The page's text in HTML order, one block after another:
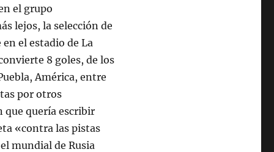
el grupo
lejos, la selección de
el estadio de La
8 goles, de los
América, entre
por otros
que quería escribir
«contra las pistas
mundial de Rusia